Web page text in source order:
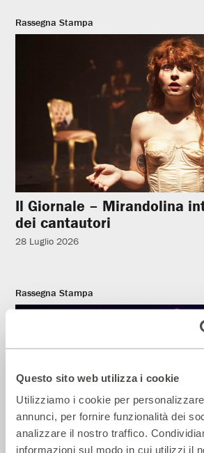
Questo sito web utilizza i cookie
Utilizziamo i cookie per
annunci, per fornire funzionalità dei
analizzare il nostro traffico.
informazioni sul modo in cui utilizzi il
Rassegna Stampa
Il Giornale – Mirandolina
dei cantautori
28 Luglio 2026
Rassegna Stampa